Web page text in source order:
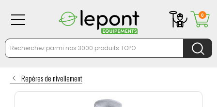
Repères de nivellement
0